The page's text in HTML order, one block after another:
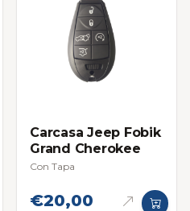
Carcasa Jeep Fobik
Grand Cherokee
Con Tapa
€20,00